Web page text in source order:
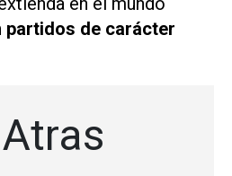
partidos de carácter